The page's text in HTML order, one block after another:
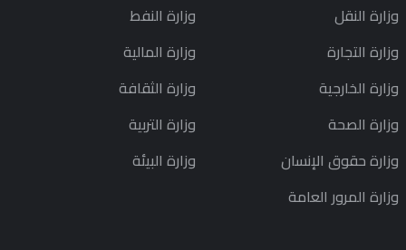
وزارة النقل
وزارة النفط
وزارة التجارة
وزارة المالية
وزارة الخارجية
وزارة الثقافة
وزارة الصحة
وزارة التربية
وزارة حقوق الإنسان
وزارة البيئة
وزارة المرور العامة